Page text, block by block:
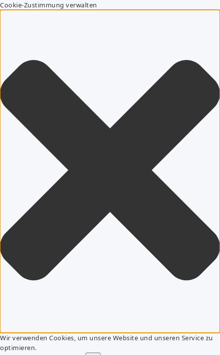
Cookie-Zustimmung verwalten
Wir verwenden Cookies, um unsere Website und unseren Service zu
optimieren.